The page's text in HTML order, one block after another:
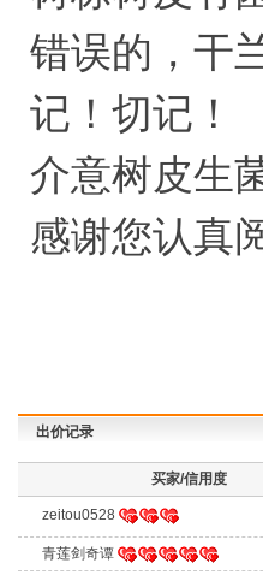
错误的，干
记！切记！
介意树皮生
感谢您认真
出价记录
买家/信用度
zeitou0528
青莲剑奇谭